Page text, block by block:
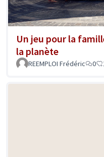
Un jeu pour la
la planète
REEMPLOI Frédéric 0